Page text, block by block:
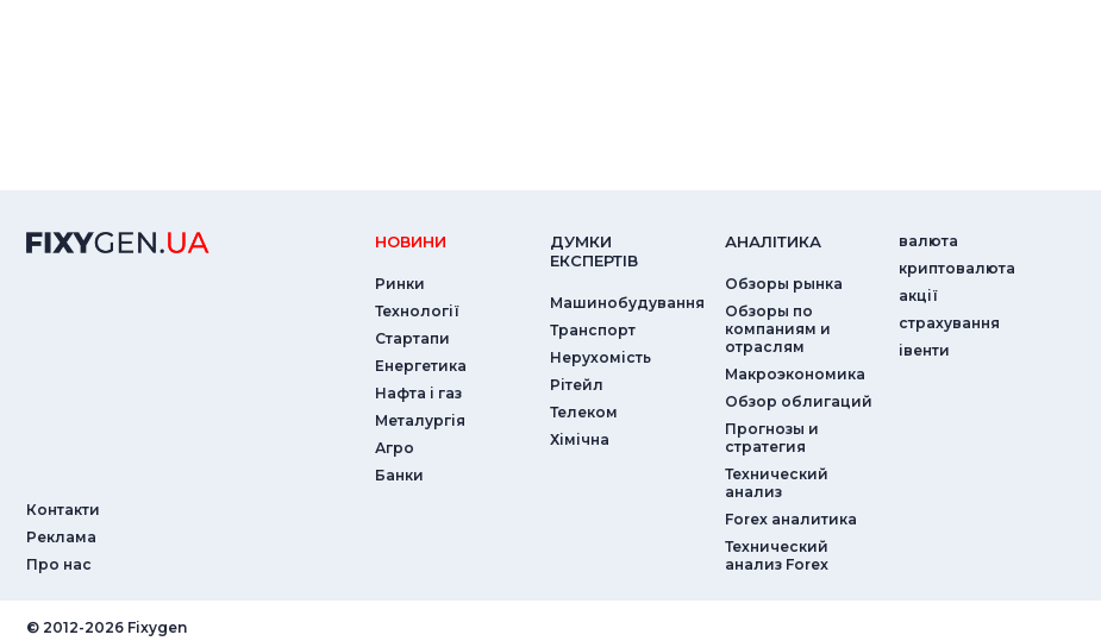
Контакти
Реклама
Про нас
НОВИНИ
Ринки
Технології
Стартапи
Енергетика
Нафта і газ
Металургія
Агро
Банки
ДУМКИ
ЕКСПЕРТIВ
Машинобудування
Транспорт
Нерухомість
Рітейл
Телеком
Хімічна
АНАЛIТИКА
Обзоры рынка
Обзоры по
компаниям и
отраслям
Макроэкономика
Обзор облигаций
Прогнозы и
стратегия
Технический
анализ
Forex аналитика
Технический
анализ Forex
валюта
криптовалюта
акції
страхування
iвенти
© ‎2012-2026 Fixygen